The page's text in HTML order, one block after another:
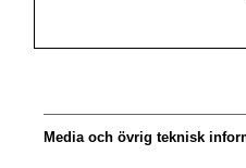
Media och övrig teknisk